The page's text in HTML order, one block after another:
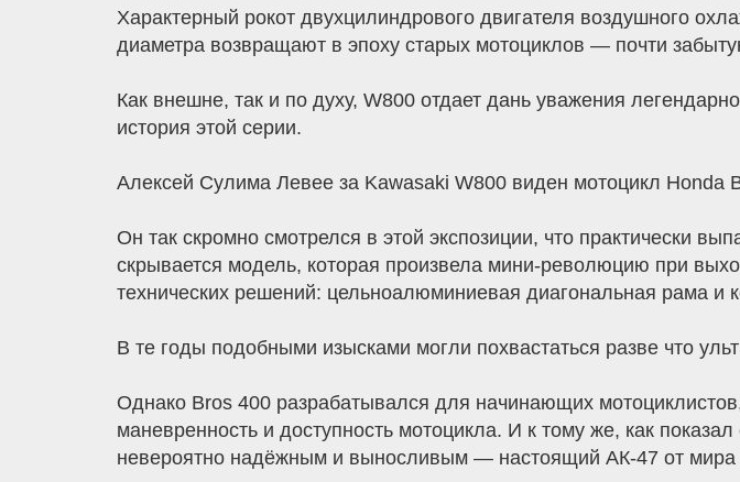
Характерный рокот двухцилиндрового двигателя воздушного
диаметра возвращают в эпоху старых мотоциклов — почти
Как внешне, так и по духу, W800 отдает дань уважения
история этой серии.
Алексей Сулима Левее за Kawasaki W800 виден мотоцикл Honda
Он так скромно смотрелся в этой экспозиции, что практически
скрывается модель, которая произвела мини-революцию при
технических решений: цельноалюминиевая диагональная рама и
В те годы подобными изысками могли похвастаться разве что
Однако Bros 400 разрабатывалcя для начинающих
маневренность и доступность мотоцикла. И к тому же, как
невероятно надёжным и выносливым — настоящий АК-47 от мира